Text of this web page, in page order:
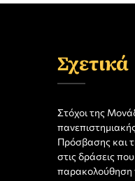
Σχετικά
Στόχοι της
Πρόσβασης και
στις δράσεις
παρακολούθηση